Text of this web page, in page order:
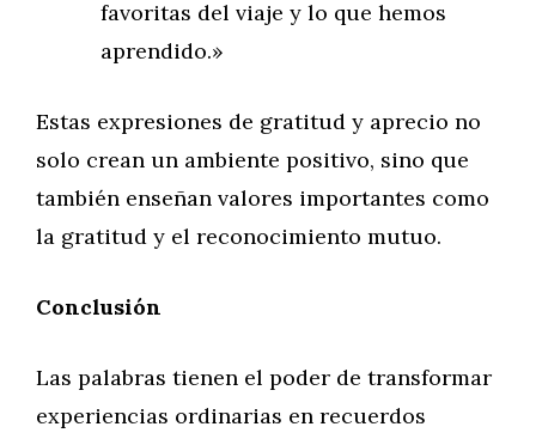
favoritas del viaje y lo que hemos
aprendido.»
Estas expresiones de gratitud y aprecio no
solo crean un ambiente positivo, sino que
también enseñan valores importantes como
la gratitud y el reconocimiento mutuo.
Conclusión
Las palabras tienen el poder de transformar
experiencias ordinarias en recuerdos